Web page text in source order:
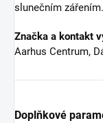
slunečním
Značka a kontakt
Aarhus Centrum,
Doplňkové